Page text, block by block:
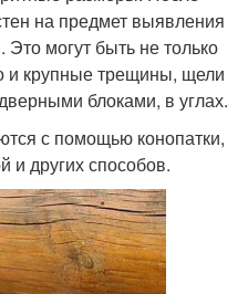
на предмет выявления
могут быть не только
и крупные трещины, щели
блоками, в углах.
с помощью конопатки,
и других способов.